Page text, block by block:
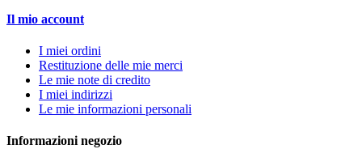
Il mio account
I miei ordini
Restituzione delle mie merci
Le mie note di credito
I miei indirizzi
Le mie informazioni personali
Informazioni negozio